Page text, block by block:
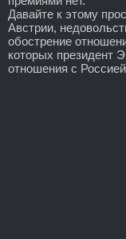
Давайте к этому
Австрии,
обострение
которых президент
отношения с